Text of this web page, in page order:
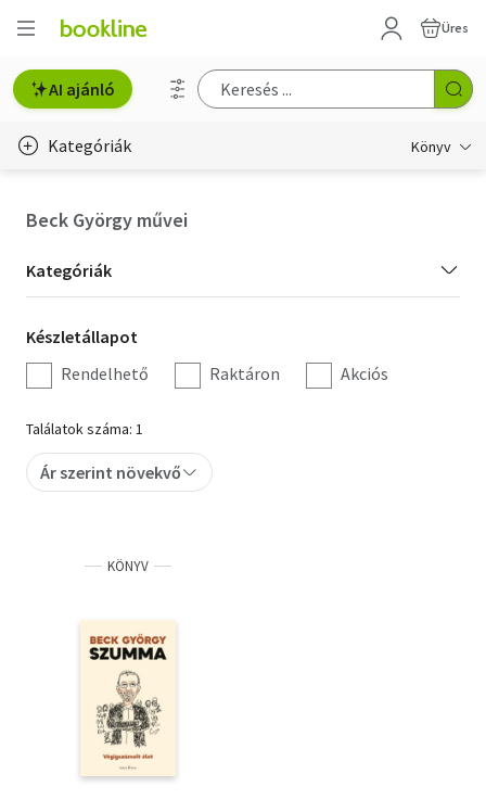
Üres
AI ajánló
Kategóriák Könyv
Hobbi, szabadidő
Irodalom
Művészet
Szakkönyv
Tankönyv, segédkönyv
Társadalomtudomány
Természettudomány
Történelem
Beck György művei
Kategória
szűrés
Kategóriák
Készletállapot
szűrés
Készletállapot
Rendelhető
Raktáron Akciós
Találatok száma: 1
Ár szerint növekvő
KÖNYV